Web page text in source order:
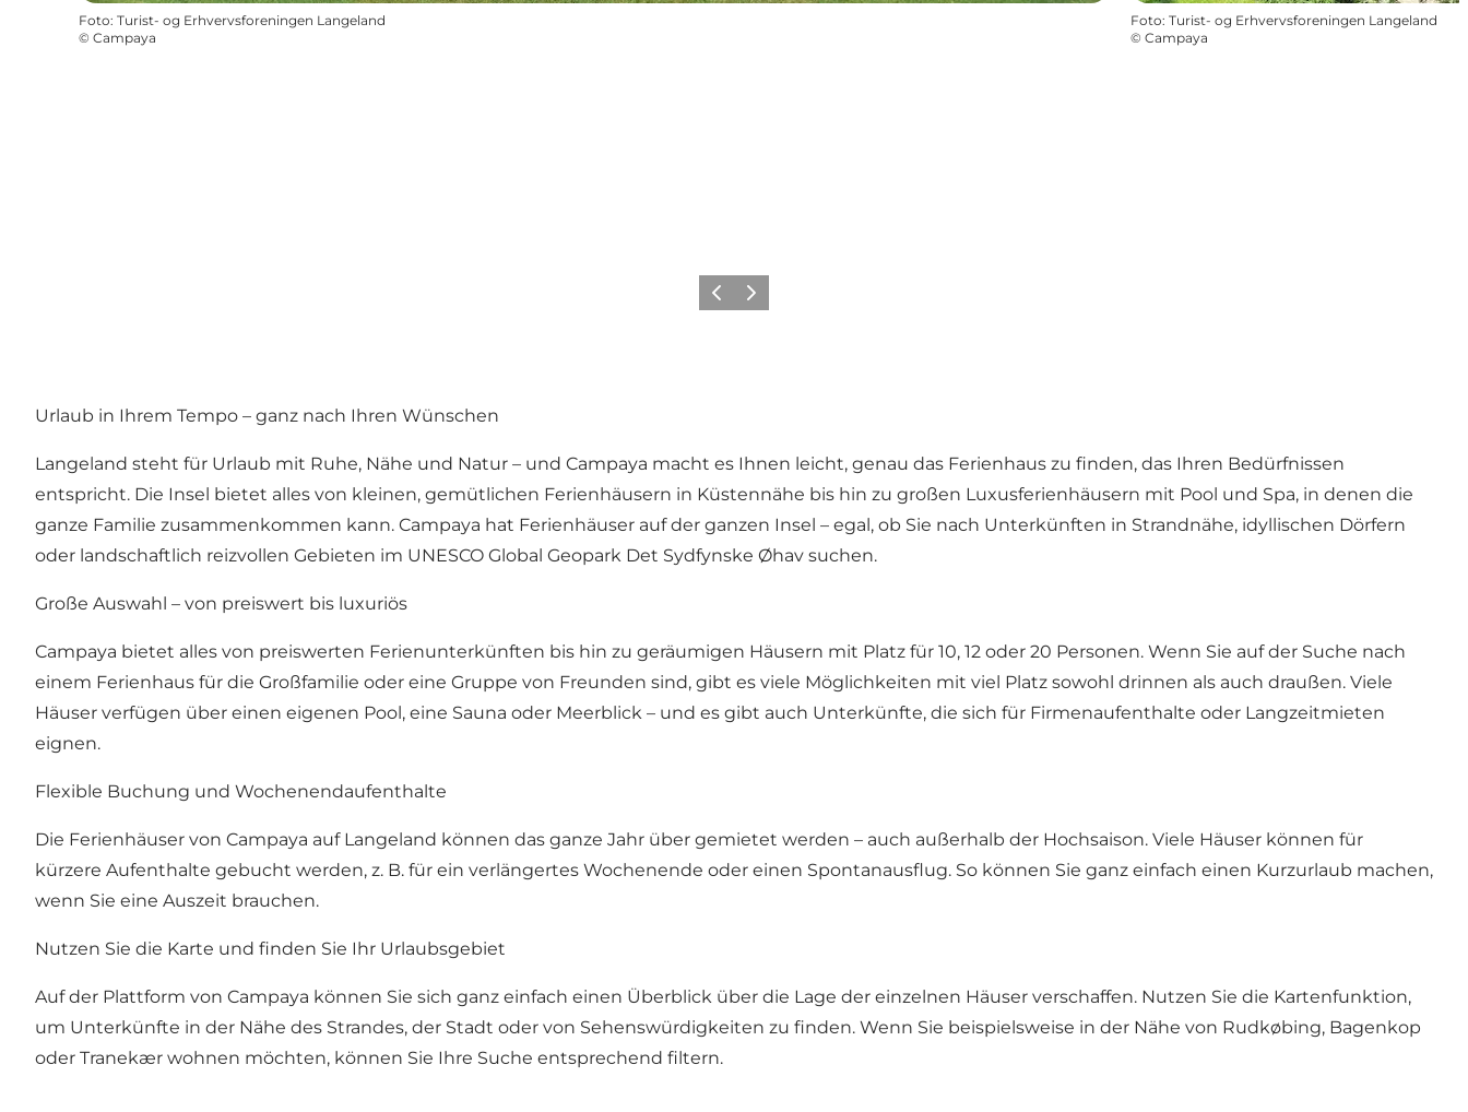
Foto: Turist- og Erhvervsforeningen Langeland
© Campaya
Foto: Turist- og Erhvervsforeningen Langeland
© Campaya
ZurückWeiter
Urlaub in Ihrem Tempo – ganz nach Ihren Wünschen
Langeland steht für Urlaub mit Ruhe, Nähe und Natur – und Campaya macht es Ihnen leicht, genau das Ferienhaus zu finden, das Ihren Bedürfnissen
entspricht. Die Insel bietet alles von kleinen, gemütlichen Ferienhäusern in Küstennähe bis hin zu großen Luxusferienhäusern mit Pool und Spa, in denen die
ganze Familie zusammenkommen kann. Campaya hat Ferienhäuser auf der ganzen Insel – egal, ob Sie nach Unterkünften in Strandnähe, idyllischen Dörfern
oder landschaftlich reizvollen Gebieten im UNESCO Global Geopark Det Sydfynske Øhav suchen.
Große Auswahl – von preiswert bis luxuriös
Campaya bietet alles von preiswerten Ferienunterkünften bis hin zu geräumigen Häusern mit Platz für 10, 12 oder 20 Personen. Wenn Sie auf der Suche nach
einem Ferienhaus für die Großfamilie oder eine Gruppe von Freunden sind, gibt es viele Möglichkeiten mit viel Platz sowohl drinnen als auch draußen. Viele
Häuser verfügen über einen eigenen Pool, eine Sauna oder Meerblick – und es gibt auch Unterkünfte, die sich für Firmenaufenthalte oder Langzeitmieten
eignen.
Flexible Buchung und Wochenendaufenthalte
Die Ferienhäuser von Campaya auf Langeland können das ganze Jahr über gemietet werden – auch außerhalb der Hochsaison. Viele Häuser können für
kürzere Aufenthalte gebucht werden, z. B. für ein verlängertes Wochenende oder einen Spontanausflug. So können Sie ganz einfach einen Kurzurlaub machen,
wenn Sie eine Auszeit brauchen.
Nutzen Sie die Karte und finden Sie Ihr Urlaubsgebiet
Auf der Plattform von Campaya können Sie sich ganz einfach einen Überblick über die Lage der einzelnen Häuser verschaffen. Nutzen Sie die Kartenfunktion,
um Unterkünfte in der Nähe des Strandes, der Stadt oder von Sehenswürdigkeiten zu finden. Wenn Sie beispielsweise in der Nähe von Rudkøbing, Bagenkop
oder Tranekær wohnen möchten, können Sie Ihre Suche entsprechend filtern.